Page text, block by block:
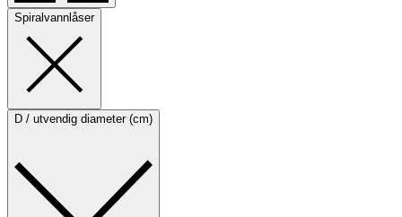
Spiralvannlåser
D / utvendig diameter (cm)